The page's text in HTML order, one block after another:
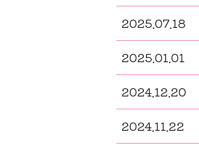
2025.07.18
2025.01.01
2024.12.20
2024.11.22